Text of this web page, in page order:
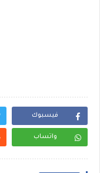
فيسبوك
واتساب